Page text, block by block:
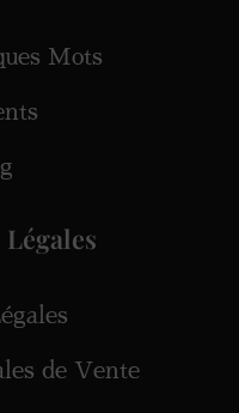
Mots
de Vente